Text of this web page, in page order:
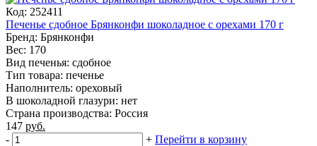
Код: 252411
Печенье сдобное Брянконфи шоколадное с орехами 170 г
Бренд: Брянконфи
Вес: 170
Вид печенья: сдобное
Тип товара: печенье
Наполнитель: ореховый
В шоколадной глазури: нет
Страна производства: Россия
147 руб.
-
+ Перейти в корзину